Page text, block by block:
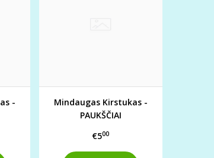
-
Mindaugas Kirstukas -
PAUKŠČIAI
€500